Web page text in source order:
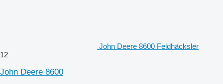
John Deere 8600 Feldhäcksler
12
John Deere 8600